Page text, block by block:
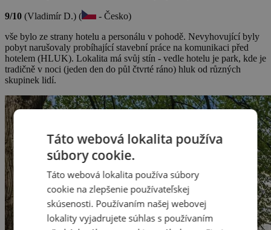
9/10 (Vladimír D.) (
- Česko)
vše bylo ze strany hotelu a personálu v pohodě. Nevyhovující byly
pobyt narušovaly probíhající stavební práce na komunikaci před
hotelem (HLUK). Lokalita má svůj stín - vedle hotelu je park, kde je
tradičně v noci (jeden den do půl čtvrté ráno) hluk od různých
skupinek lidí.
Táto webová lokalita používa
súbory cookie.
Táto webová lokalita používa súbory
cookie na zlepšenie používateľskej
skúsenosti. Používaním našej webovej
lokality vyjadrujete súhlas s používaním